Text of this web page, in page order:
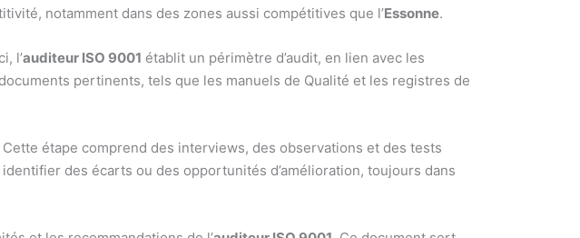
notamment dans des zones aussi compétitives que l’Essonne.
l’auditeur ISO 9001 établit un périmètre d’audit, en lien avec les
pertinents, tels que les manuels de Qualité et les registres de
Cette étape comprend des interviews, des observations et des tests
des écarts ou des opportunités d’amélioration, toujours dans